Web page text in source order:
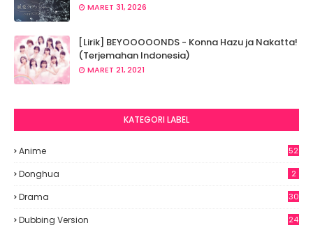
MARET 31, 2026
[Lirik] BEYOOOOONDS - Konna Hazu ja Nakatta!
(Terjemahan Indonesia)
MARET 21, 2021
KATEGORI LABEL
Anime
52
Donghua 2
Drama 30
Dubbing Version 24